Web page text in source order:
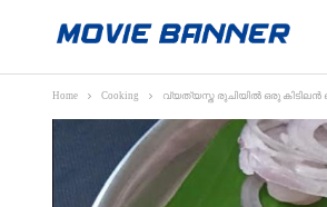
Home Cooking വ്യത്യസ്ത രുചിയിൽ ഒരു കിടിലൻ